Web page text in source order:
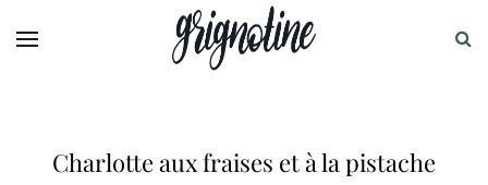
Charlotte aux fraises et à la pistache